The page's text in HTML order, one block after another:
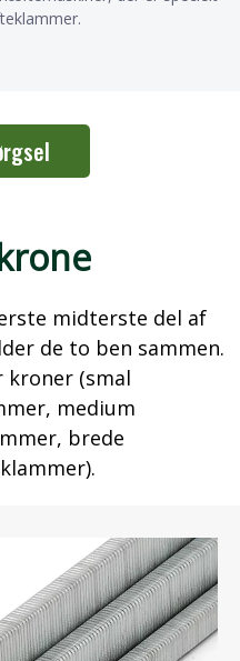
midterste del af
de to ben sammen.
kroner (smal
medium
brede